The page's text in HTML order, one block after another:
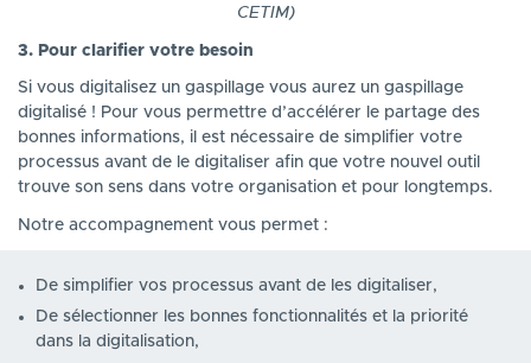
CETIM)
3. Pour clarifier votre besoin
Si vous digitalisez un gaspillage vous aurez un gaspillage
digitalisé ! Pour vous permettre d’accélérer le partage des
bonnes informations, il est nécessaire de simplifier votre
processus avant de le digitaliser afin que votre nouvel outil
trouve son sens dans votre organisation et pour longtemps.
Notre accompagnement vous permet :
De simplifier vos processus avant de les digitaliser,
De sélectionner les bonnes fonctionnalités et la priorité
dans la digitalisation,